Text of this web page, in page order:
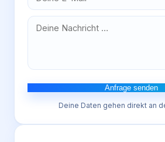
Anfrage senden
Deine Daten gehen direkt an